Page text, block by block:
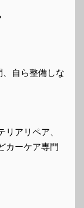
自ら整備しな
アリペア、
カーケア専門